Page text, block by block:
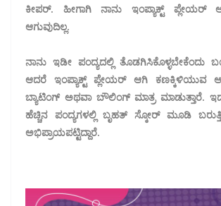
ಕೀಪರ್. ಹೀಗಾಗಿ ನಾನು ಇಂಪ್ಯಾಕ್ಟ್ ಪ್ಲೇಯರ್
ಆಗುವುದಿಲ್ಲ.
ನಾನು ಇಡೀ ಪಂದ್ಯದಲ್ಲಿ ತೊಡಗಿಸಿಕೊಳ್ಳಬೇಕೆಂದು
ಆದರೆ ಇಂಪ್ಯಾಕ್ಟ್ ಪ್ಲೇಯರ್ ಆಗಿ ಕಣಕ್ಕಿಳಿಯುವ
ಬ್ಯಾಟಿಂಗ್ ಅಥವಾ ಬೌಲಿಂಗ್ ಮಾತ್ರ ಮಾಡುತ್ತಾರೆ.
ಹೆಚ್ಚಿನ ಪಂದ್ಯಗಳಲ್ಲಿ ಬೃಹತ್ ಸ್ಕೋರ್ ಮೂಡಿ
ಅಭಿಪ್ರಾಯಪಟ್ಟಿದ್ದಾರೆ.